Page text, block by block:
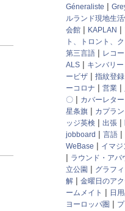
Géneraliste |
ルランド現地生
会館 | KAPLAN |
ト、トロント、
第三言語 | レコ
ALS | キンバリー
ービザ | 指紋登録
ーコロナ | 営業 |
〇 | カバーレター
星条旗 | カプラン
ッジ英検 | 出張 |
jobboard | 言語 |
WeBase | イマジ
| ラウンド・アバ
立公園 | グラフ
解 | 金曜日のア
ームメイト | 日
ヨーロッパ圏 |